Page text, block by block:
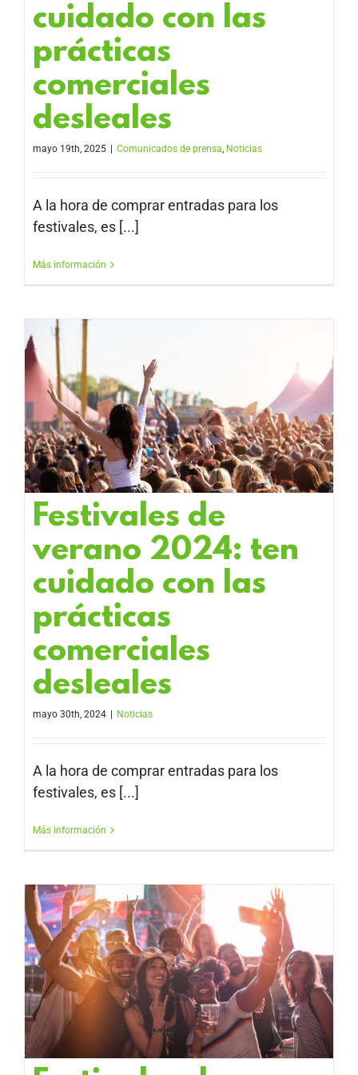
cuidado con las
prácticas
comerciales
desleales
mayo 19th, 2025 Comunicados de prensa, Noticias
A la hora de comprar entradas para los
festivales, es [...]
Más información
Festivales de
verano 2024: ten
cuidado con las
prácticas
comerciales
desleales
mayo 30th, 2024 Noticias
A la hora de comprar entradas para los
festivales, es [...]
Más información